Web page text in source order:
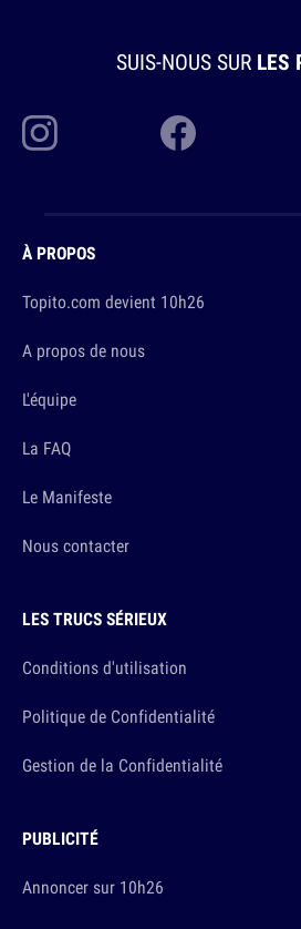
SUIS-NOUS SUR LES
À PROPOS
Topito.com devient 10h26
A propos de nous
L'équipe
La FAQ
Le Manifeste
Nous contacter
LES TRUCS SÉRIEUX
Conditions d'utilisation
Politique de Confidentialité
Gestion de la Confidentialité
PUBLICITÉ
Annoncer sur 10h26